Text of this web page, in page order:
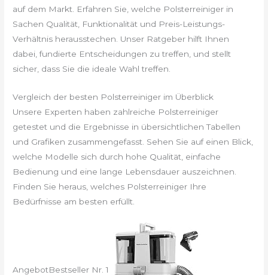
auf dem Markt. Erfahren Sie, welche Polsterreiniger in
Sachen Qualität, Funktionalität und Preis-Leistungs-
Verhältnis herausstechen. Unser Ratgeber hilft Ihnen
dabei, fundierte Entscheidungen zu treffen, und stellt
sicher, dass Sie die ideale Wahl treffen.
Vergleich der besten Polsterreiniger im Überblick
Unsere Experten haben zahlreiche Polsterreiniger
getestet und die Ergebnisse in übersichtlichen Tabellen
und Grafiken zusammengefasst. Sehen Sie auf einen Blick,
welche Modelle sich durch hohe Qualität, einfache
Bedienung und eine lange Lebensdauer auszeichnen.
Finden Sie heraus, welches Polsterreiniger Ihre
Bedürfnisse am besten erfüllt.
AngebotBestseller Nr. 1